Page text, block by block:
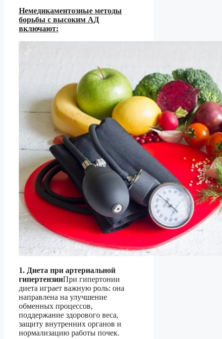
Немедикаментозные методы
борьбы с высоким АД
включают:
1. Диета при артериальной
гипертензииПри гипертонии
диета играет важную роль: она
направлена на улучшение
обменных процессов,
поддержание здорового веса,
защиту внутренних органов и
нормализацию работы почек.